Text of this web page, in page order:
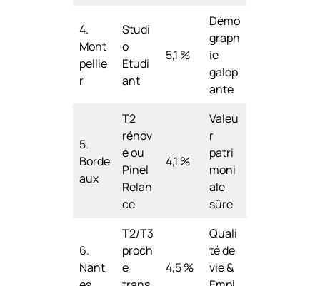
4.
Mont
pellie
r
Studi
o
Étudi
ant
5,1 %
Démo
graph
ie
galop
ante
5.
Borde
aux
T2
rénov
é ou
Pinel
Relan
ce
4,1 %
Valeu
r
patri
moni
ale
sûre
6.
Nant
T2/T3
proch
e
4,5 %
Quali
té de
vie &